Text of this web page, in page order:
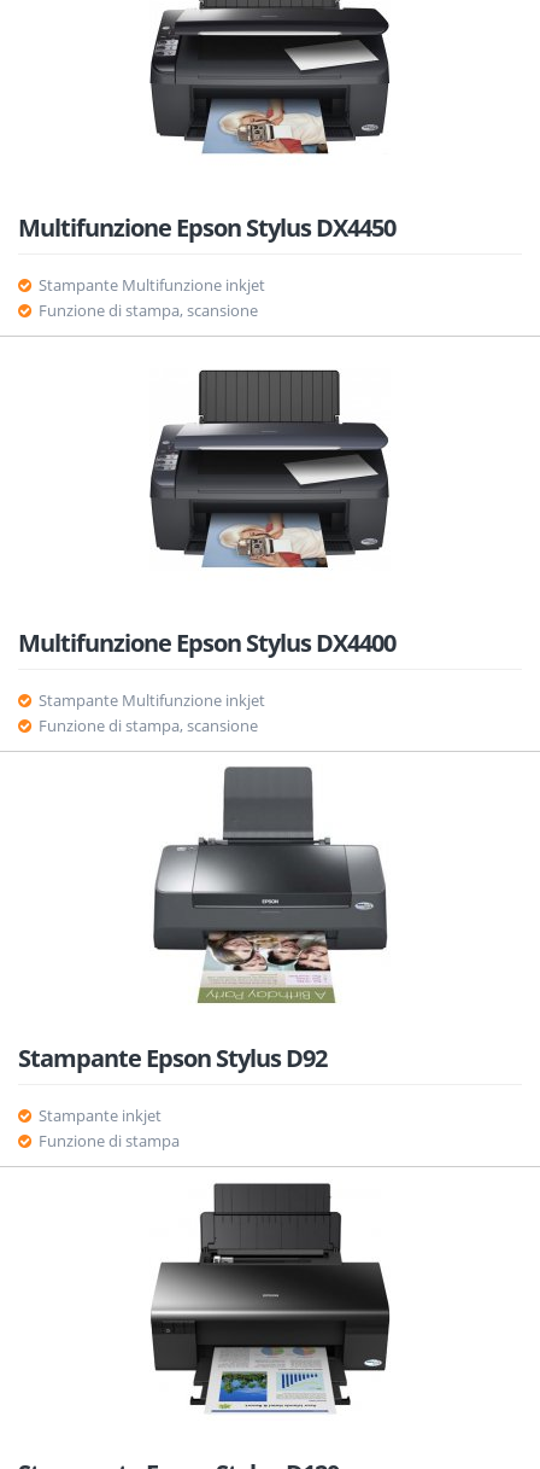
Multifunzione Epson Stylus DX4450
Stampante Multifunzione inkjet
Funzione di stampa, scansione
Multifunzione Epson Stylus DX4400
Stampante Multifunzione inkjet
Funzione di stampa, scansione
Stampante Epson Stylus D92
Stampante inkjet
Funzione di stampa